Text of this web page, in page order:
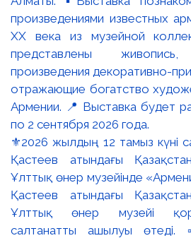
⚜️2026 жылдың 12 тамыз күні
Қастеев атындағы
Ұлттық өнер музейінде
Қастеев атындағы
Ұлттық өнер музейі
салтанатты ашылуы өтеді.